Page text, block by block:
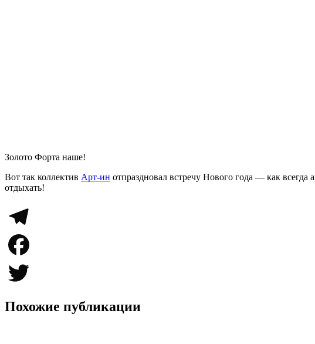
Золото Форта наше!
Вот так коллектив Арт-ин отпраздновал встречу Нового года — как
отдыхать!
Telegram
Facebook
Twitter
Похожие публикации